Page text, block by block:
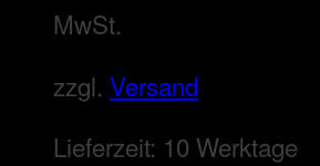
MwSt.
zzgl. Versand
Lieferzeit: 10 Werktage